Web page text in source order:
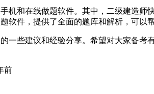
机和在线做题软件。其中，二级建造
软件，提供了全面的题库和解析，可
一些建议和经验分享。希望对大家备考
前